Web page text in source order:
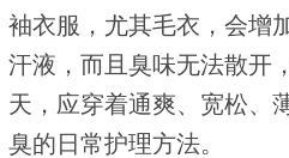
袖衣服，尤其毛衣，会增
汗液，而且臭味无法散开
天，应穿着通爽、宽松、
臭的日常护理方法。